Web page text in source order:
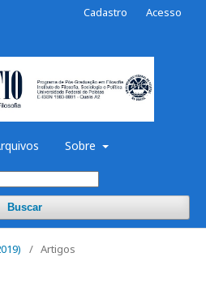
Sobre
Buscar
Cadastro Acesso
/ Artigos